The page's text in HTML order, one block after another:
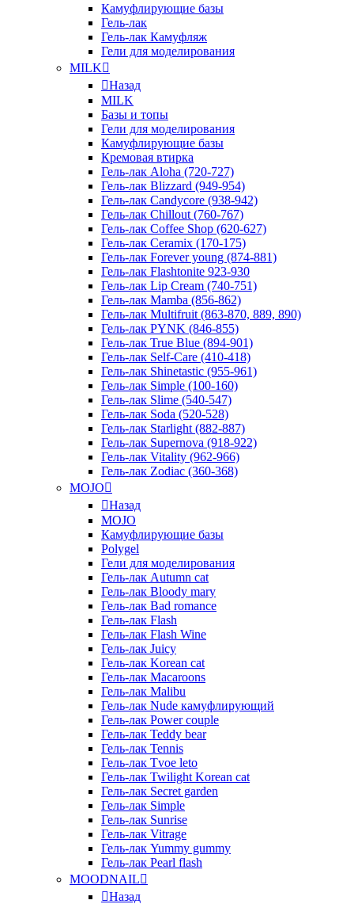
Камуфлирующие базы
Гель-лак
Гель-лак Камуфляж
Гели для моделирования
MILK
Назад
MILK
Базы и топы
Гели для моделирования
Камуфлирующие базы
Кремовая втирка
Гель-лак Aloha (720-727)
Гель-лак Blizzard (949-954)
Гель-лак Candycore (938-942)
Гель-лак Chillout (760-767)
Гель-лак Coffee Shop (620-627)
Гель-лак Ceramix (170-175)
Гель-лак Forever young (874-881)
Гель-лак Flashtonite 923-930
Гель-лак Lip Cream (740-751)
Гель-лак Mamba (856-862)
Гель-лак Multifruit (863-870, 889, 890)
Гель-лак PYNK (846-855)
Гель-лак True Blue (894-901)
Гель-лак Self-Care (410-418)
Гель-лак Shinetastic (955-961)
Гель-лак Simple (100-160)
Гель-лак Slime (540-547)
Гель-лак Soda (520-528)
Гель-лак Starlight (882-887)
Гель-лак Supernova (918-922)
Гель-лак Vitality (962-966)
Гель-лак Zodiac (360-368)
MOJO
Назад
MOJO
Камуфлирующие базы
Polygel
Гели для моделирования
Гель-лак Autumn cat
Гель-лак Bloody mary
Гель-лак Bad romance
Гель-лак Flash
Гель-лак Flash Wine
Гель-лак Juicy
Гель-лак Korean cat
Гель-лак Macaroons
Гель-лак Malibu
Гель-лак Nude камуфлирующий
Гель-лак Power couple
Гель-лак Teddy bear
Гель-лак Tennis
Гель-лак Tvoe leto
Гель-лак Twilight Korean cat
Гель-лак Secret garden
Гель-лак Simple
Гель-лак Sunrise
Гель-лак Vitrage
Гель-лак Yummy gummy
Гель-лак Pearl flash
MOODNAIL
Назад